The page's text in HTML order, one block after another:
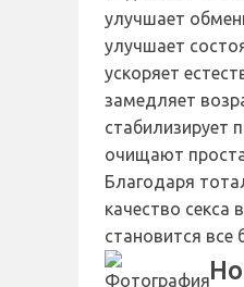
улучшает
улучшает
ускоряет
замедляет
стабилизирует
очищают
Благодаря
качество секса
становится